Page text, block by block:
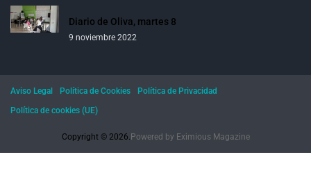
Diario de Oliva, martes 8
9 noviembre 2022
Copyright © 2026.Powered by Eximious Magazine
Aviso Legal Política de Cookies
Política de Privacidad
Política de cookies (UE)